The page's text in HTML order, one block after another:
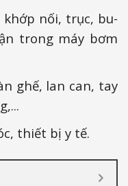
nối, trục, bu-
trong máy bơm
ghế, lan can, tay
thiết bị y tế.